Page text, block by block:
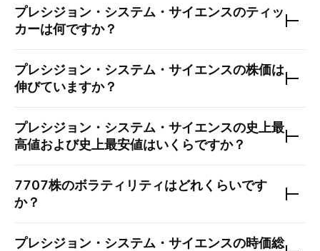
プレシジョン・システム・サイエンスのティッ
カーは何ですか？
プレシジョン・システム・サイエンスの株価は
伸びていますか？
プレシジョン・システム・サイエンスの史上最
高値および史上最安値はいくらですか？
7707株のボラティリティはどれくらいです
か？
プレシジョン・システム・サイエンスの時価総